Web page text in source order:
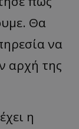
Θα
να
αρχή της
η